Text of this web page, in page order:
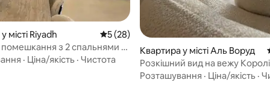
місті Riyadh Середня оцінка: 5 з 5, відгуки: 28
5 (28)
помешкання з 2 спальнями в
для перегляду фільмів|
· Ціна/якість · Чистота
Квартира у місті Аль Воруд
Розкішний вид на вежу
Кінотеатр, басейн і
Розташування · Ціна/якість ·